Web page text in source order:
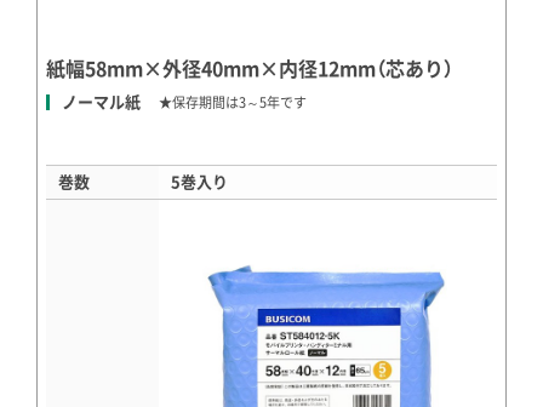
紙幅58mm×外径40mm×内径12mm（芯あり）
ノーマル紙 ★保存期間は3～5年です
巻数 5巻入り